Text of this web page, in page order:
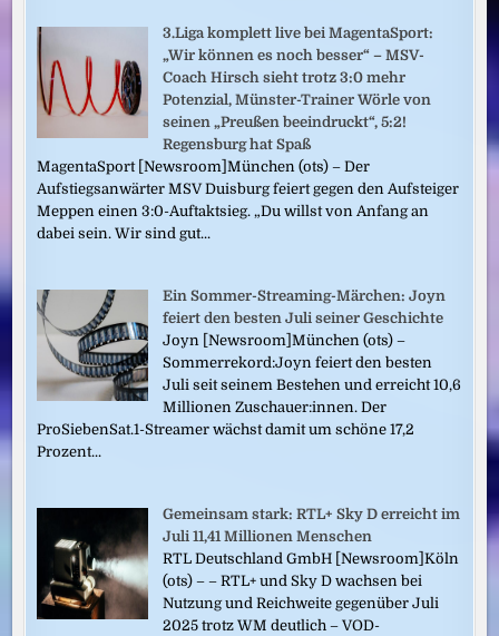
3.Liga komplett live bei MagentaSport:
„Wir können es noch besser“ – MSV-
Coach Hirsch sieht trotz 3:0 mehr
Potenzial, Münster-Trainer Wörle von
seinen „Preußen beeindruckt“, 5:2!
Regensburg hat Spaß
MagentaSport [Newsroom]München (ots) – Der
Aufstiegsanwärter MSV Duisburg feiert gegen den Aufsteiger
Meppen einen 3:0-Auftaktsieg. „Du willst von Anfang an
dabei sein. Wir sind gut...
Ein Sommer-Streaming-Märchen: Joyn
feiert den besten Juli seiner Geschichte
Joyn [Newsroom]München (ots) –
Sommerrekord:Joyn feiert den besten
Juli seit seinem Bestehen und erreicht 10,6
Millionen Zuschauer:innen. Der
ProSiebenSat.1-Streamer wächst damit um schöne 17,2
Prozent...
Gemeinsam stark: RTL+ Sky D erreicht im
Juli 11,41 Millionen Menschen
RTL Deutschland GmbH [Newsroom]Köln
(ots) – – RTL+ und Sky D wachsen bei
Nutzung und Reichweite gegenüber Juli
2025 trotz WM deutlich – VOD-